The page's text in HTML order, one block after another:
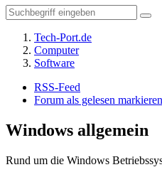
Tech-Port.de
Computer
Software
RSS-Feed
Forum als gelesen markieren
Windows allgemein
Rund um die Windows